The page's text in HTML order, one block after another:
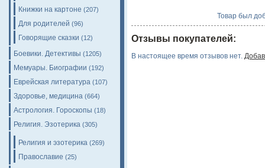
Книжки на картоне (207)
Для родителей (96)
Говорящие сказки (12)
Боевики. Детективы (1205)
Мемуары. Биографии (192)
Еврейская литература (107)
Здоровье, медицина (664)
Астрология. Гороскопы (18)
Религия. Эзотерика (305)
Религия и эзотерика (269)
Православие (25)
Товар был
Отзывы покупателей:
В настоящее время отзывов нет.